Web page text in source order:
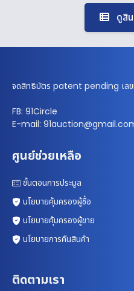
ดูสิ
จดสิทธิบัตร patent pending เลข
FB: 91Circle
E-mail:
ศูนย์ช่วยเหลือ
ขั้นตอนการประมูล
นโยบายคุ้มครองผู้ซื้อ
นโยบายคุ้มครองผู้ขาย
นโยบายการคืนสินค้า
ติดตามเรา